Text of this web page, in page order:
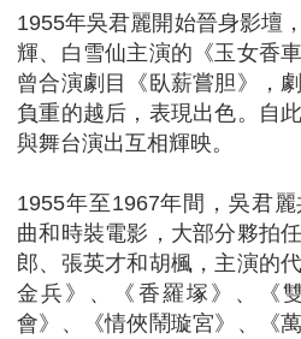
1955年吳君麗開始晉身影壇
輝、白雪仙主演的《玉女香
曾合演劇目《臥薪嘗胆》，
負重的越后，表現出色。自
與舞台演出互相輝映。
1955年至1967年間，吳君
曲和時裝電影，大部分夥拍
郎、張英才和胡楓，主演的
金兵》、《香羅塚》、《
會》、《情俠鬧璇宮》、《